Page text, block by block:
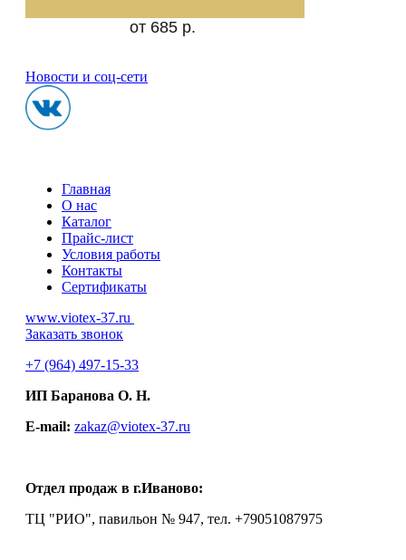
от 685 р.
Новости и соц-сети
Главная
О нас
Каталог
Прайс-лист
Условия работы
Контакты
Сертификаты
www.viotex-37.ru
Заказать звонок
+7 (964) 497-15-33
ИП Баранова О. Н.
E-mail: zakaz@viotex-37.ru
Отдел продаж в г.Иваново:
ТЦ "РИО", павильон № 947, тел. +79051087975